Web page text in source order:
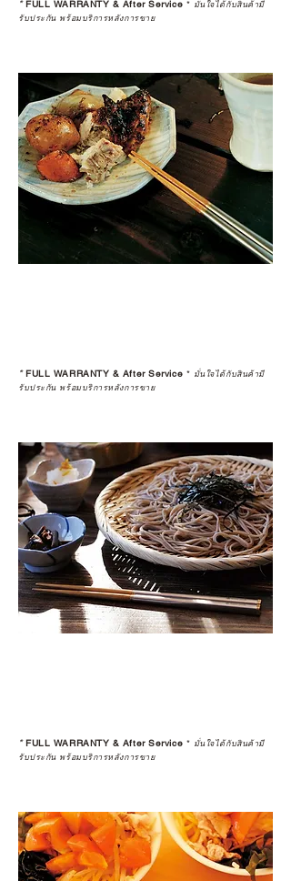
* FULL WARRANTY & After Service * มั่นใจได้กับสินค้ามี
รับประกัน พร้อมบริการหลังการขาย
*FULL WARRANTY & After Service * มั่นใจได้กับสินค้ามี
รับประกัน พร้อมบริการหลังการขาย
*FULL WARRANTY & After Service * มั่นใจได้กับสินค้ามี
รับประกัน พร้อมบริการหลังการขาย